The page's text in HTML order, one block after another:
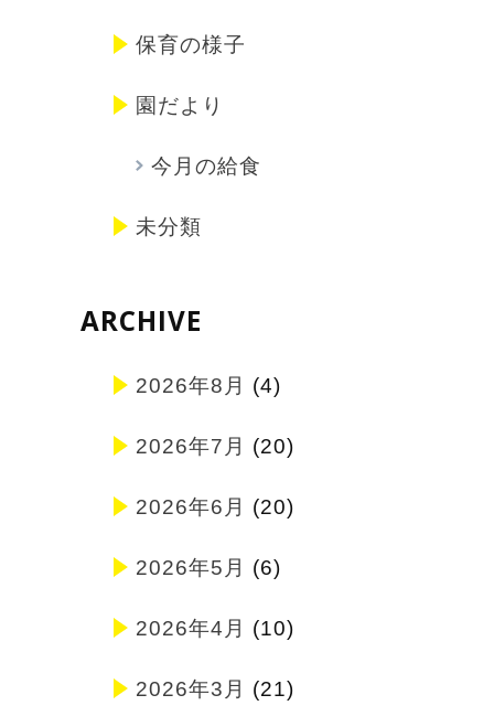
保育の様子
園だより
今月の給食
未分類
ARCHIVE
2026年8月 (4)
2026年7月 (20)
2026年6月 (20)
2026年5月 (6)
2026年4月 (10)
2026年3月 (21)